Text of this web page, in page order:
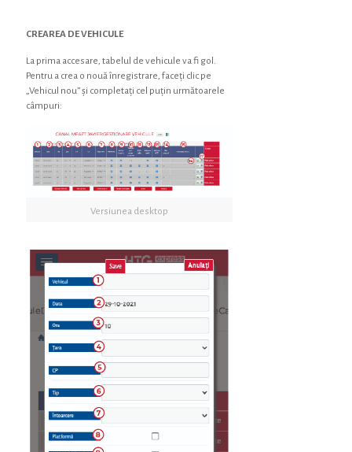
CREAREA DE VEHICULE
La prima accesare, tabelul de vehicule va fi gol.
Pentru a crea o nouă înregistrare, faceți clic pe
„Vehicul nou” și completați cel puțin următoarele
câmpuri:
Versiunea desktop